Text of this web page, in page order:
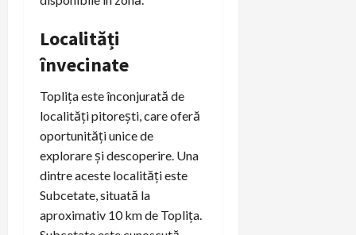
Localități
învecinate
Toplița este înconjurată de
localități pitorești, care oferă
oportunități unice de
explorare și descoperire. Una
dintre aceste localități este
Subcetate, situată la
aproximativ 10 km de Toplița.